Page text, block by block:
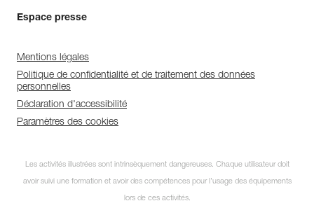
Espace presse
Mentions légales
Politique de confidentialité et de traitement des données
personnelles
Déclaration d'accessibilité
Paramètres des cookies
Les activités illustrées sont intrinsèquement dangereuses. Chaque utilisateur doit
avoir suivi une formation et avoir des compétences pour l’usage des équipements
lors de ces activités.